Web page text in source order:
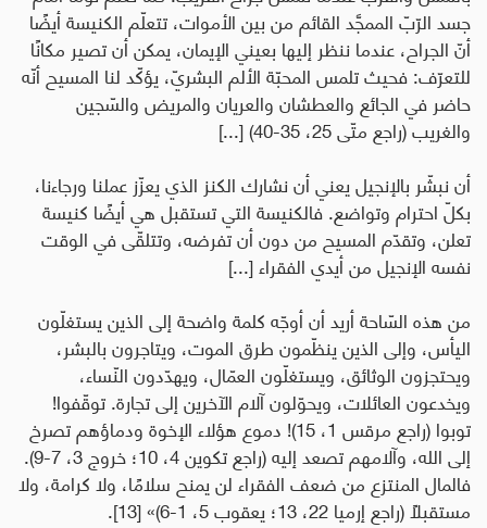
جسد الرّبّ الممجَّد القائم من بين الأموات، تتعلّم الكنيسة أيضًا
أنّ الجراح، عندما ننظر إليها بعيني الإيمان، يمكن أن تصير مكانًا
للتعرّف: فحيث تلمس المحبّة الألم البشريّ، يؤكّد لنا المسيح أنّه
حاضر في الجائع والعطشان والعريان والمريض والسّجين
والغريب (راجع متّى 25، 35-40) [...]
أن نبشّر بالإنجيل يعني أن نشارك الكنز الذي يعزّز عملنا ورجاءنا،
بكلّ احترام وتواضع. فالكنيسة التي تستقبل هي أيضًا كنيسة
تعلن، وتقدّم المسيح من دون أن تفرضه، وتتلقّى في الوقت
نفسه الإنجيل من أيدي الفقراء [...]
من هذه السّاحة أريد أن أوجّه كلمة واضحة إلى الذين يستغلّون
اليأس، وإلى الذين ينظّمون طرق الموت، ويتاجرون بالبشر،
ويحتجزون الوثائق، ويستغلّون العمّال، ويهدّدون النّساء،
ويخدعون العائلات، ويحوّلون آلام الآخرين إلى تجارة. توقّفوا!
توبوا (راجع مرقس 1، 15)! دموع هؤلاء الإخوة ودماؤهم تصرخ
إلى الله، وآلامهم تصعد إليه (راجع تكوين 4، 10؛ خروج 3، 7-9).
فالمال المنتزع من ضعف الفقراء لن يمنح سلامًا، ولا كرامة، ولا
مستقبلًا (راجع إرميا 22، 13؛ يعقوب 5، 1-6)
» [13].